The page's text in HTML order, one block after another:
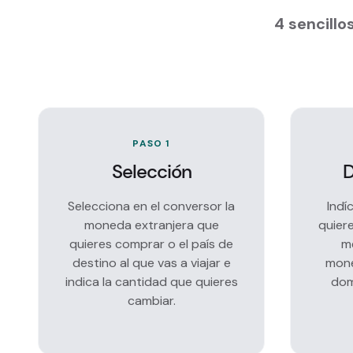
4
PASO 1
Selección
Selecciona en el conversor la
moneda extranjera que
quieres comprar o el país de
destino al que vas a viajar e
indica la cantidad que quieres
cambiar.